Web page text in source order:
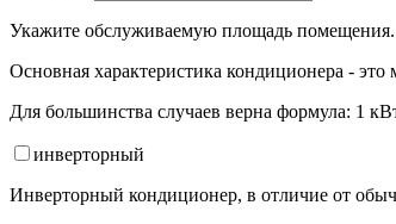
Укажите обслуживаемую площадь помещения.
Основная характеристика кондиционера -
Для большинства случаев верна формула: 1
инверторный
Инверторный кондиционер, в отличие от